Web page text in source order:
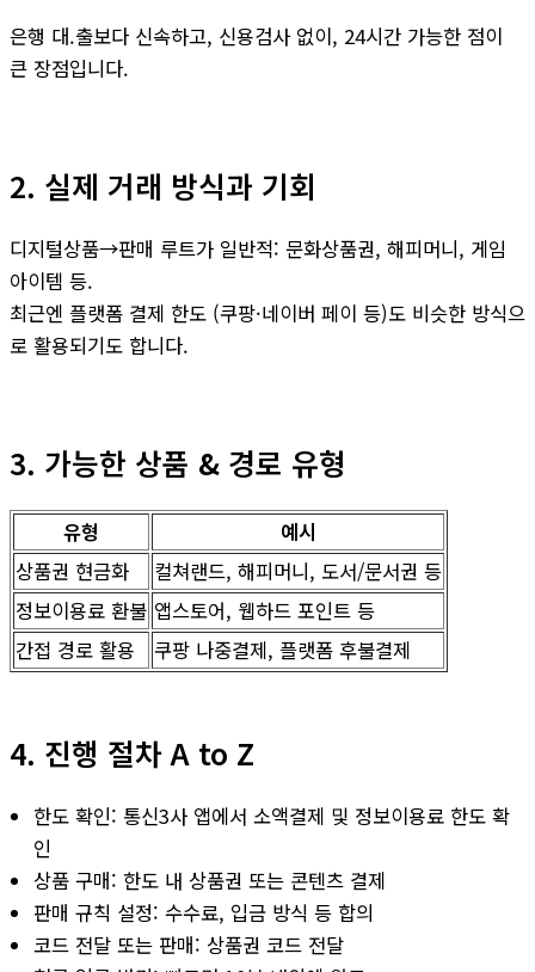
은행 대.출보다 신속하고, 신용검사 없이, 24시간 가능한 점이
큰 장점입니다.
2. 실제 거래 방식과 기회
디지털상품→판매 루트가 일반적: 문화상품권, 해피머니, 게임
아이템 등.
최근엔 플랫폼 결제 한도 (쿠팡·네이버 페이 등)도 비슷한 방식으
로 활용되기도 합니다.
3. 가능한 상품 & 경로 유형
유형
예시
상품권 현금화
컬쳐랜드, 해피머니, 도서/문서권 등
정보이용료 환불 앱스토어, 웹하드 포인트 등
간접 경로 활용
쿠팡 나중결제, 플랫폼 후불결제
4. 진행 절차 A to Z
한도 확인: 통신3사 앱에서 소액결제 및 정보이용료 한도 확
인
상품 구매: 한도 내 상품권 또는 콘텐츠 결제
판매 규칙 설정: 수수료, 입금 방식 등 합의
코드 전달 또는 판매: 상품권 코드 전달